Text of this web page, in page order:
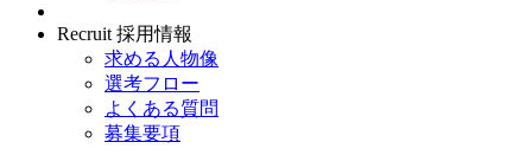
Recruit 採用情報
求める人物像
選考フロー
よくある質問
募集要項